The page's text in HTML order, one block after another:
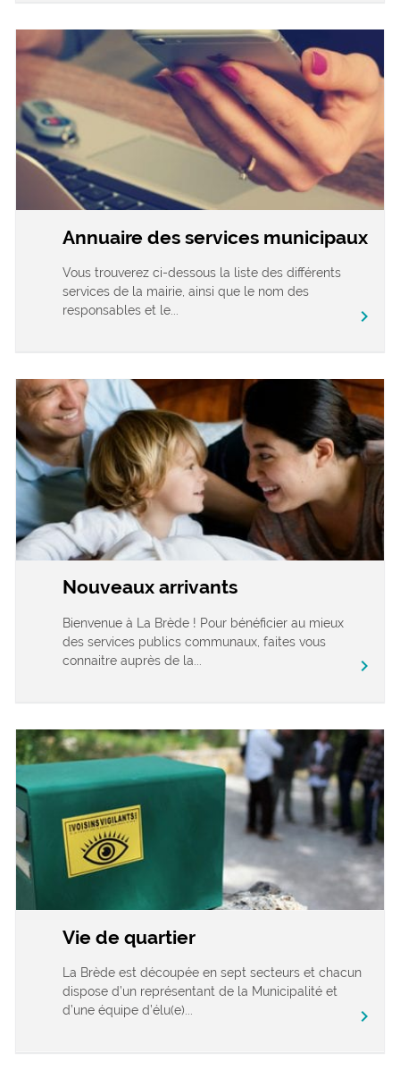
Annuaire des services municipaux
Vous trouverez ci-dessous la liste des différents
services de la mairie, ainsi que le nom des
responsables et le...
chevron_right
Nouveaux arrivants
Bienvenue à La Brède ! Pour bénéficier au mieux
des services publics communaux, faites vous
connaitre auprès de la...
chevron_right
Vie de quartier
La Brède est découpée en sept secteurs et chacun
dispose d’un représentant de la Municipalité et
d’une équipe d’élu(e)...
chevron_right